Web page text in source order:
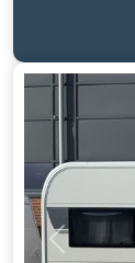
Previous